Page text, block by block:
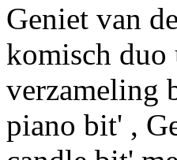
Geniet van
komisch duo
verzameling
piano bit' ,